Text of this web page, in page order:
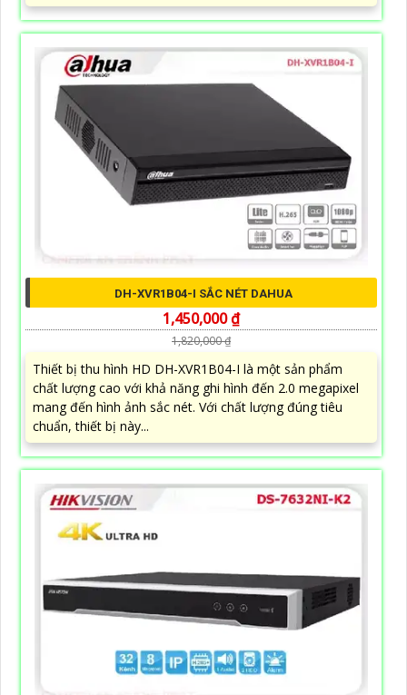
DH-XVR1B04-I SẮC NÉT DAHUA
1,450,000 ₫
1,820,000 ₫
Thiết bị thu hình HD DH-XVR1B04-I là một sản phẩm
chất lượng cao với khả năng ghi hình đến 2.0 megapixel
mang đến hình ảnh sắc nét. Với chất lượng đúng tiêu
chuẩn, thiết bị này...